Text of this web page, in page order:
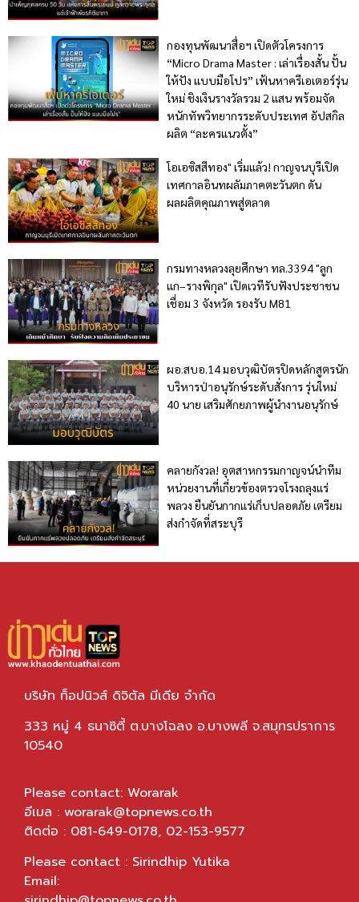
กองทุนพัฒนาสื่อฯ เปิดตัวโครงการ
“Micro Drama Master : เล่าเรื่องสั้น ปั้น
ให้ปัง แบบมือโปร” เฟ้นหาครีเอเตอร์รุ่น
ใหม่ ชิงเงินรางวัลรวม 2 แสน พร้อมจัด
หนักทัพวิทยากรระดับประเทศ อัปสกิล
ผลิต “ละครแนวตั้ง”
โอเอซิสสีทอง" เริ่มแล้ว! กาญจนบุรีเปิด
เทศกาลอินทผลัมภาคตะวันตก ดัน
ผลผลิตคุณภาพสู่ตลาด
กรมทางหลวงลุยศึกษา ทล.3394 "ลูก
แก–รางพิกุล" เปิดเวทีรับฟังประชาชน
เชื่อม 3 จังหวัด รองรับ M81
ผอ.สบอ.14 มอบวุฒิบัตรปิดหลักสูตรนัก
บริหารป่าอนุรักษ์ระดับสั่งการ รุ่นใหม่
40 นาย เสริมศักยภาพผู้นำงานอนุรักษ์
คลายกังวล! อุตสาหกรรมกาญจน์นำทีม
หน่วยงานที่เกี่ยวข้องตรวจโรงถลุงแร่
พลวง ยืนยันกากแร่เก็บปลอดภัย เตรียม
ส่งกำจัดที่สระบุรี
บริษัท ท็อปนิวส์ ดิจิตัล มีเดีย จำกัด
333 หมู่ 4 ธนาซิตี้ ต.บางโฉลง อ.บางพลี จ.สมุทรปราการ
10540
Please contact: Worarak
อีเมล : worarak@topnews.co.th
ติดต่อ : 081-649-0178, 02-153-9577
Please contact : Sirindhip Yutika
Email: